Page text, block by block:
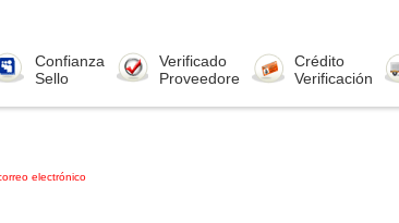
Confianza
Sello
Verificado
Proveedore
Crédito
Verificación
electrónico